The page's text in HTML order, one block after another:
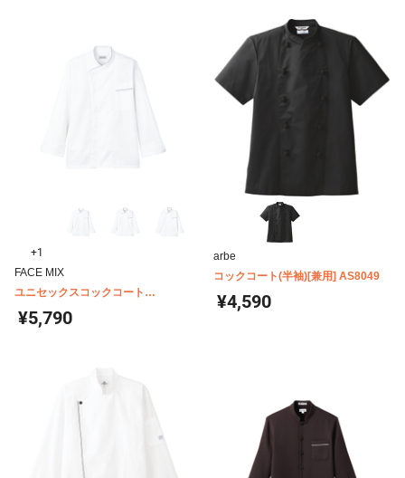
+1
FACE MIX
ユニセックスコックコート
¥5,790
arbe
コックコート(半袖)[兼用] AS8049
¥4,590